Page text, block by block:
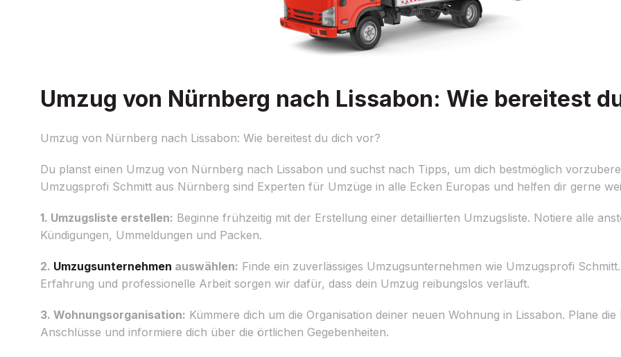
Umzug von Nürnberg nach Lissabon: Wie bereitest
Umzug von Nürnberg nach Lissabon: Wie bereitest du dich vor?
Du planst einen Umzug von Nürnberg nach Lissabon und suchst nach Tipps, um dich bestmöglich
Umzugsprofi Schmitt aus Nürnberg sind Experten für Umzüge in alle Ecken Europas und helfen dir gerne
1. Umzugsliste erstellen: Beginne frühzeitig mit der Erstellung einer detaillierten Umzugsliste. Notiere alle
Kündigungen, Ummeldungen und Packen.
2. Umzugsunternehmen auswählen: Finde ein zuverlässiges Umzugsunternehmen wie Umzugsprofi
Erfahrung und professionelle Arbeit sorgen wir dafür, dass dein Umzug reibungslos verläuft.
3. Wohnungsorganisation: Kümmere dich um die Organisation deiner neuen Wohnung in Lissabon. Plane
Anschlüsse und informiere dich über die örtlichen Gegebenheiten.